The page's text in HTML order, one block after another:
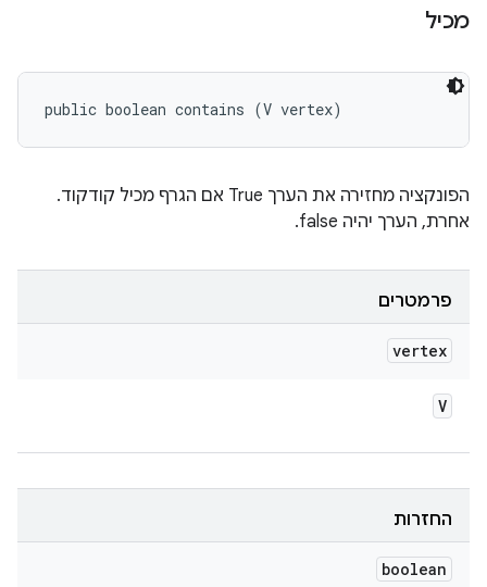
מכיל
public boolean contains (V vertex)
הפונקציה מחזירה את הערך True אם הגרף מכיל קודקוד.
אחרת, הערך יהיה false.
פרמטרים
vertex
V
החזרות
boolean